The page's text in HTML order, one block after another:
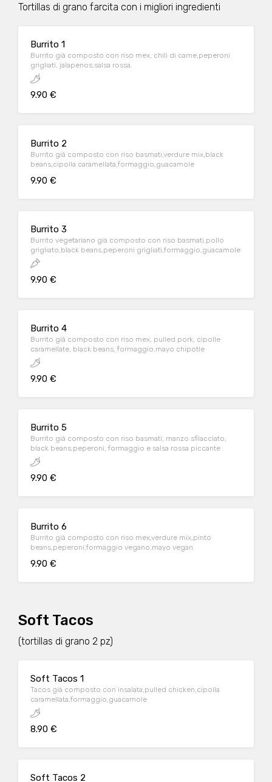
Tortillas di grano farcita con i migliori ingredienti
Burrito 1
Burrito già composto con riso mex, chili di carne,peperoni
grigliati, jalapenos,salsa rossa.
9.90 €
Burrito 2
Burrito già composto con riso basmati,verdure mix,black
beans,cipolla caramellata,formaggio,guacamole
9.90 €
Burrito 3
Burrito vegetariano già composto con riso basmati,pollo
grigliato,black beans,peperoni grigliati,formaggio,guacamole
9.90 €
Burrito 4
Burrito già composto con riso mex, pulled pork, cipolle
caramellate, black beans, formaggio,mayo chipotle
9.90 €
Burrito 5
Burrito già composto con riso basmati, manzo sfilacciato,
black beans,peperoni, formaggio e salsa rossa piccante
9.90 €
Burrito 6
Burrito già composto con riso mex,verdure mix,pinto
beans,peperoni,formaggio vegano,mayo vegan.
9.90 €
Soft Tacos
(tortillas di grano 2 pz)
Soft Tacos 1
Tacos già composto con insalata,pulled chicken,cipolla
caramellata,formaggio,guacamole
8.90 €
Soft Tacos 2